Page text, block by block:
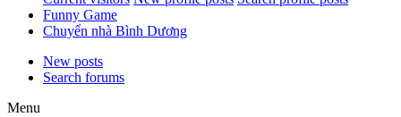
Funny Game
Chuyển nhà Bình Dương
New posts
Search forums
Menu